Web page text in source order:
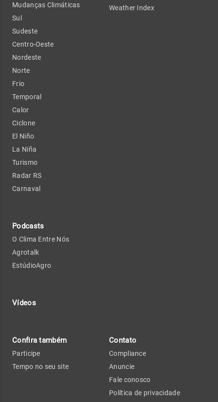
Mudanças Climáticas
Sul
Sudeste
Centro-Oeste
Nordeste
Norte
Frio
Temporal
Calor
Ciclone
El Niño
La Niña
Turismo
Radar RS
Carnaval
Podcasts
O Clima Entre Nós
Agrotalk
EstúdioAgro
Vídeos
Weather Index
Confira também
Participe
Tempo no seu site
Contato
Compliance
Anuncie
Fale conosco
Política de privacidade